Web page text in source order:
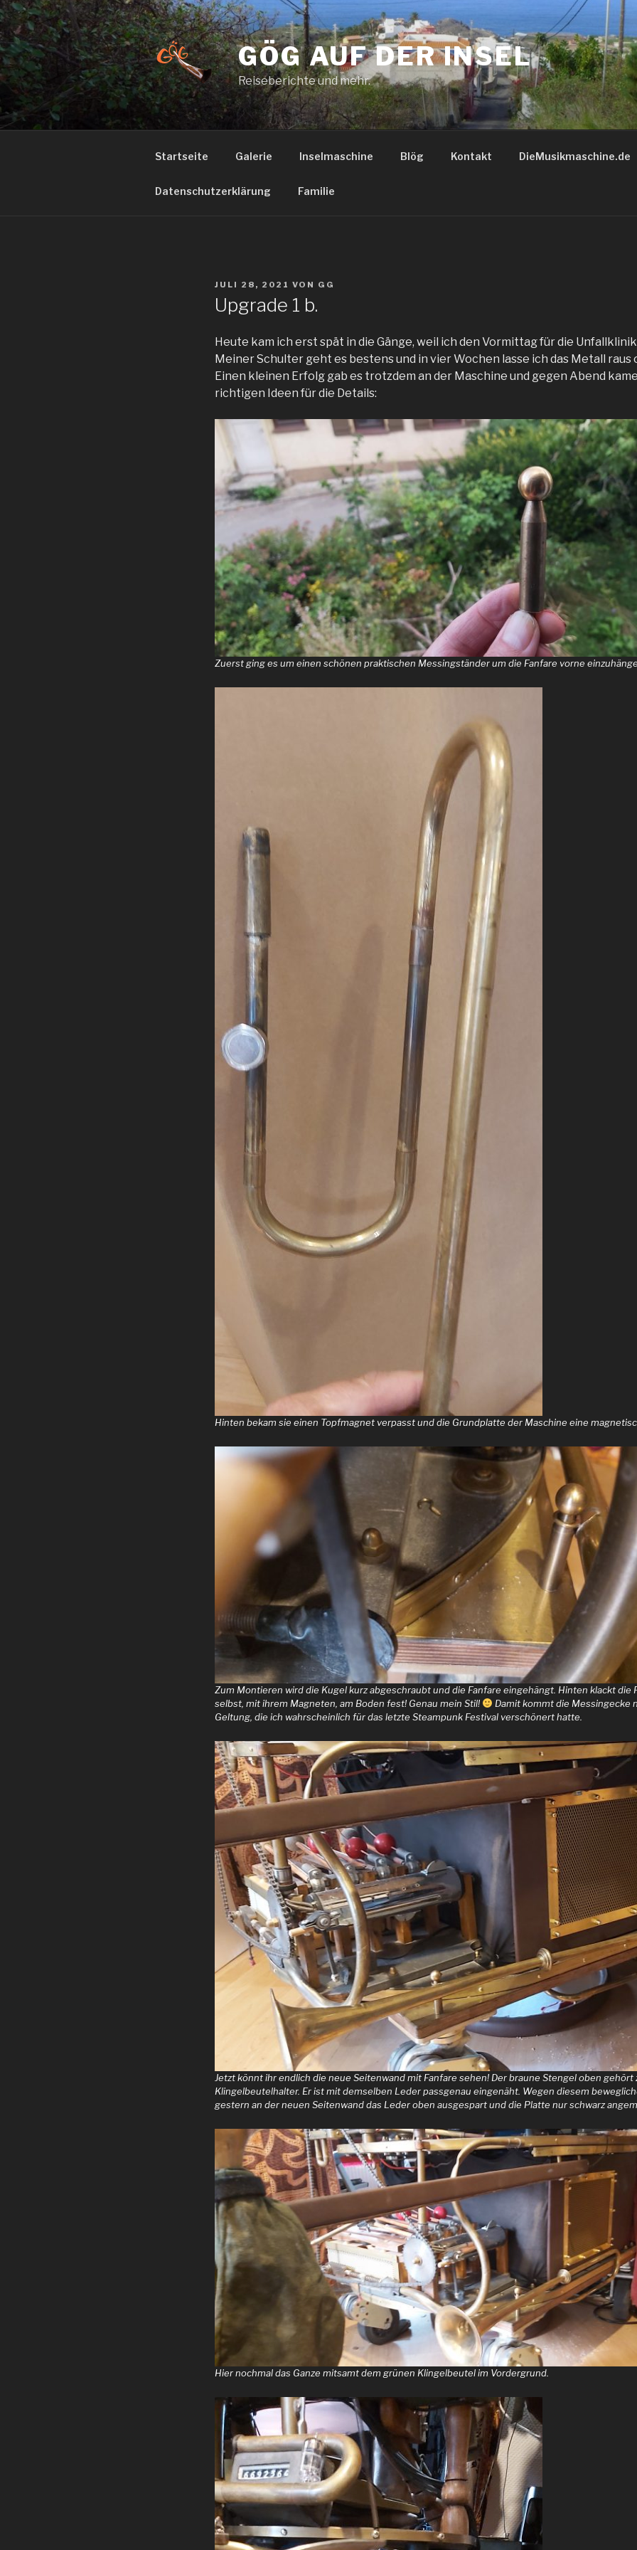
Zum
Inhalt
springen
GÖG AUF DER INSEL
Reiseberichte und mehr.
Startseite Galerie Inselmaschine Blög Kontakt DieMusikmaschine.de
Datenschutzerklärung Familie
VERÖFFENTLICHT
JULI 28, 2021 VON GG
Upgrade 1 b.
Heute kam ich erst spät in die Gänge, weil ich den Vormittag für die
Meiner Schulter geht es bestens und in vier Wochen lasse ich das Metall raus
Einen kleinen Erfolg gab es trotzdem an der Maschine und gegen Abend
richtigen Ideen für die Details:
Zuerst ging es um einen schönen praktischen Messingständer um die Fanfare vorne
Hinten bekam sie einen Topfmagnet verpasst und die Grundplatte der Maschine eine
Zum Montieren wird die Kugel kurz abgeschraubt und die Fanfare eingehängt. Hinten klackt die
selbst, mit ihrem Magneten, am Boden fest! Genau mein Stil!
Damit kommt die Messingecke
Geltung, die ich wahrscheinlich für das letzte Steampunk Festival verschönert hatte.
Jetzt könnt ihr endlich die neue Seitenwand mit Fanfare sehen! Der braune Stengel oben gehört
Klingelbeutelhalter. Er ist mit demselben Leder passgenau eingenäht. Wegen diesem
gestern an der neuen Seitenwand das Leder oben ausgespart und die Platte nur schwarz
Hier nochmal das Ganze mitsamt dem grünen Klingelbeutel im Vordergrund.